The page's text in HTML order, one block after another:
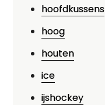
hoofdkussens
hoog
houten
ice
ijshockey